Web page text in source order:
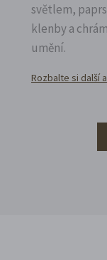
světlem,
klenby a
umění.
Rozbalte si další